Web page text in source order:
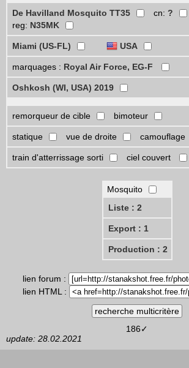
De Havilland Mosquito TT35
cn: ?
reg: N35MK
Miami (US-FL) USA
marquages : Royal Air Force, EG-F
Oshkosh (WI, USA) 2019
remorqueur de cible bimoteur
statique vue de droite camouflage
train d'atterrissage sorti ciel couvert
Mosquito
Liste : 2
Export : 1
Production : 2
lien forum :
lien HTML :
186✓
update: 28.02.2021